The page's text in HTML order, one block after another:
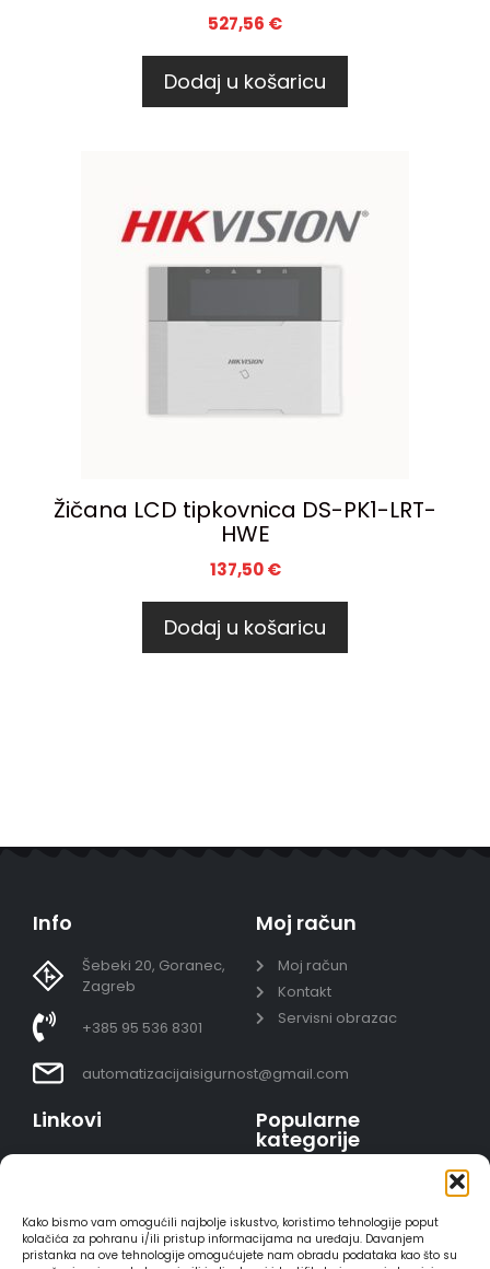
Kako bismo vam omogućili najbolje iskustvo, koristimo tehnologije poput
kolačića za pohranu i/ili pristup informacijama na uređaju. Davanjem
pristanka na ove tehnologije omogućujete nam obradu podataka kao što su
527,56 €
Dodaj u košaricu
Žičana LCD tipkovnica DS-PK1-LRT-
HWE
137,50€
Dodaj u košaricu
Info
Šebeki 20, Goranec,
Zagreb
+385 95 536 8301
automatizacijaisigurnost@gmail.com
Moj račun
Moj račun
Kontakt
Servisni obrazac
Linkovi
Sigurno plaćanje
karticama
Dostava
Popularne
kategorije
Video nadzor - kompleti
AJAX alarmi
HIKVISION portafoni